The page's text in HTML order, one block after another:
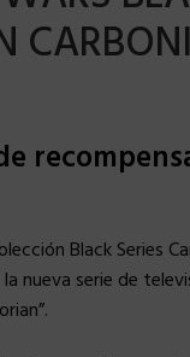
Black Series
nueva serie de